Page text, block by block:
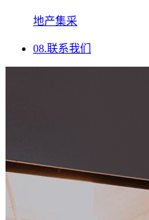
地产集采
08.联系我们